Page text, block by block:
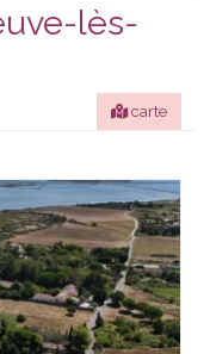
lès-
carte